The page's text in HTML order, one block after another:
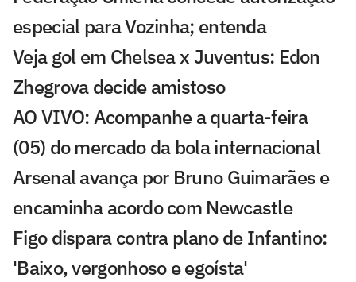
especial para Vozinha; entenda
Veja gol em Chelsea x Juventus: Edon
Zhegrova decide amistoso
AO VIVO: Acompanhe a quarta-feira
(05) do mercado da bola internacional
Arsenal avança por Bruno Guimarães e
encaminha acordo com Newcastle
Figo dispara contra plano de Infantino:
'Baixo, vergonhoso e egoísta'